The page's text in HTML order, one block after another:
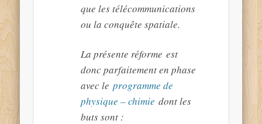
que les télécommunications
ou la conquête spatiale.
La présente réforme est
donc parfaitement en phase
avec leprogramme de
physique – chimie dont les
buts sont :